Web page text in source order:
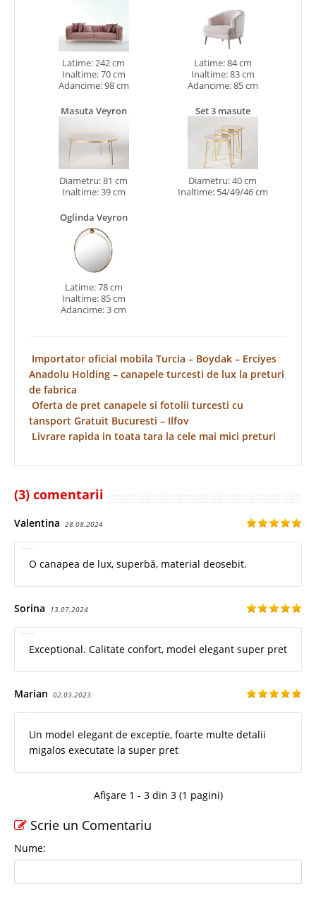
Latime: 242 cm
Inaltime: 70 cm
Adancime: 98 cm
Latime: 84 cm
Inaltime: 83 cm
Adancime: 85 cm
Masuta Veyron
Diametru: 81 cm
Inaltime: 39 cm
Set 3 masute
Diametru: 40 cm
Inaltime: 54/49/46 cm
Oglinda Veyron
Latime: 78 cm
Inaltime: 85 cm
Adancime: 3 cm
Importator oficial mobila Turcia – Boydak – Erciyes
Anadolu Holding – canapele turcesti de lux la preturi
de fabrica
Oferta de pret canapele si fotolii turcesti cu
tansport Gratuit Bucuresti – Ilfov
Livrare rapida in toata tara la cele mai mici preturi
(3) comentarii
Valentina 28.08.2024
O canapea de lux, superbă, material deosebit.
Sorina 13.07.2024
Exceptional. Calitate confort, model elegant super pret
Marian 02.03.2023
Un model elegant de exceptie, foarte multe detalii
migalos executate la super pret
Afișare 1 - 3 din 3 (1 pagini)
Scrie un Comentariu
Nume: